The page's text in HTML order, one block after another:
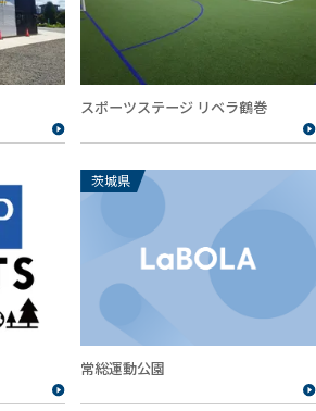
スポーツステージ リベラ鶴巻
茨城県
常総運動公園